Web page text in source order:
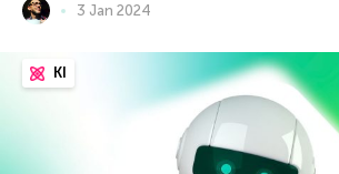
3 Jan 2024
KI